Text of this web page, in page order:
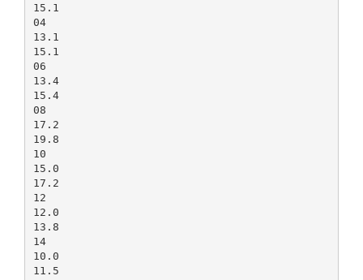
15.1
04
13.1
15.1
06
13.4
15.4
08
17.2
19.8
10
15.0
17.2
12
12.0
13.8
14
10.0
11.5